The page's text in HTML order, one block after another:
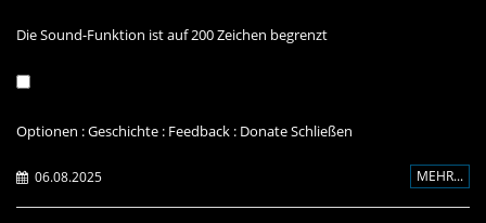
Die Sound-Funktion ist auf 200 Zeichen begrenzt
Optionen :Geschichte : Feedback : DonateSchließen
06.08.2025 MEHR...